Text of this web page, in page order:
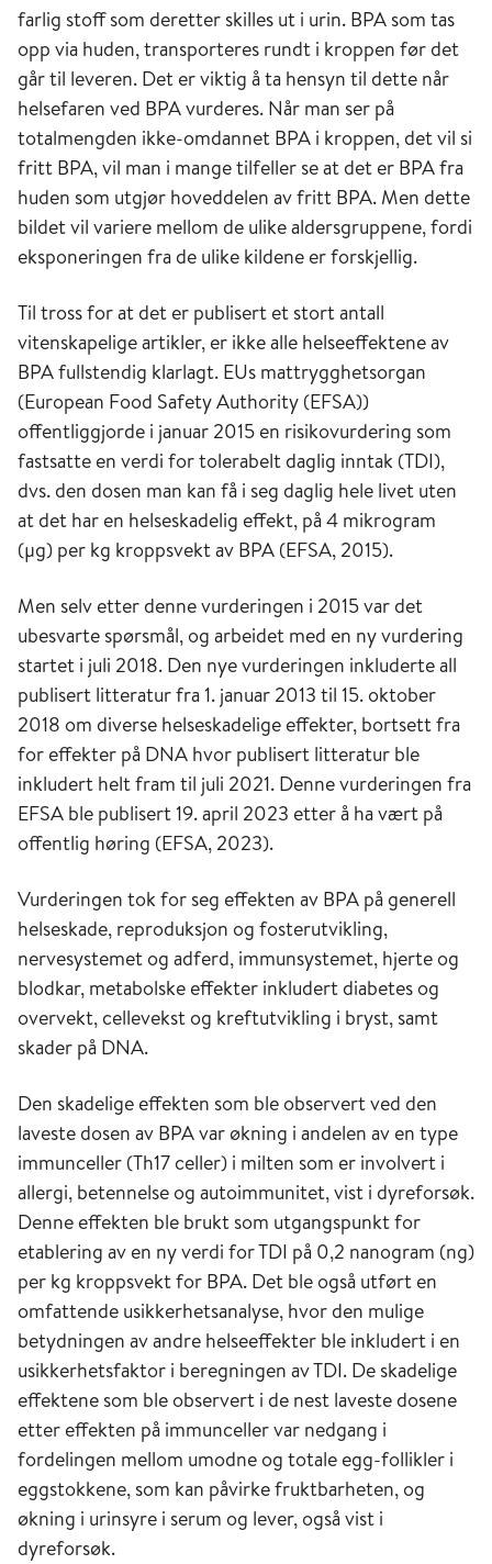
farlig stoff som deretter skilles ut i urin. BPA som tas
opp via huden, transporteres rundt i kroppen før det
går til leveren. Det er viktig å ta hensyn til dette når
helsefaren ved BPA vurderes. Når man ser på
totalmengden ikke-omdannet BPA i kroppen, det vil si
fritt BPA, vil man i mange tilfeller se at det er BPA fra
huden som utgjør hoveddelen av fritt BPA. Men dette
bildet vil variere mellom de ulike aldersgruppene, fordi
eksponeringen fra de ulike kildene er forskjellig.
Til tross for at det er publisert et stort antall
vitenskapelige artikler, er ikke alle helseeffektene av
BPA fullstendig klarlagt. EUs mattrygghetsorgan
(European Food Safety Authority (EFSA))
offentliggjorde i januar 2015 en risikovurdering som
fastsatte en verdi for tolerabelt daglig inntak (TDI),
dvs. den dosen man kan få i seg daglig hele livet uten
at det har en helseskadelig effekt, på 4 mikrogram
(µg) per kg kroppsvekt av BPA (EFSA, 2015).
Men selv etter denne vurderingen i 2015 var det
ubesvarte spørsmål, og arbeidet med en ny vurdering
startet i juli 2018. Den nye vurderingen inkluderte all
publisert litteratur fra 1. januar 2013 til 15. oktober
2018 om diverse helseskadelige effekter, bortsett fra
for effekter på DNA hvor publisert litteratur ble
inkludert helt fram til juli 2021. Denne vurderingen fra
EFSA ble publisert 19. april 2023 etter å ha vært på
offentlig høring (EFSA, 2023).
Vurderingen tok for seg effekten av BPA på generell
helseskade, reproduksjon og fosterutvikling,
nervesystemet og adferd, immunsystemet, hjerte og
blodkar, metabolske effekter inkludert diabetes og
overvekt, cellevekst og kreftutvikling i bryst, samt
skader på DNA.
Den skadelige effekten som ble observert ved den
laveste dosen av BPA var økning i andelen av en type
immunceller (Th17 celler) i milten som er involvert i
allergi, betennelse og autoimmunitet, vist i dyreforsøk.
Denne effekten ble brukt som utgangspunkt for
etablering av en ny verdi for TDI på 0,2 nanogram (ng)
per kg kroppsvekt for BPA. Det ble også utført en
omfattende usikkerhetsanalyse, hvor den mulige
betydningen av andre helseeffekter ble inkludert i en
usikkerhetsfaktor i beregningen av TDI. De skadelige
effektene som ble observert i de nest laveste dosene
etter effekten på immunceller var nedgang i
fordelingen mellom umodne og totale egg-follikler i
eggstokkene, som kan påvirke fruktbarheten, og
økning i urinsyre i serum og lever, også vist i
dyreforsøk.